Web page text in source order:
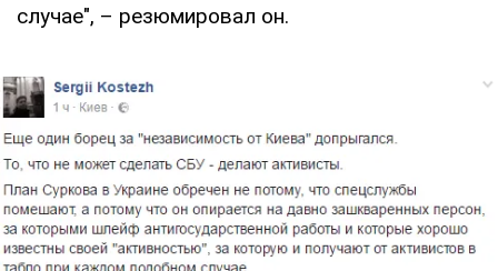
случае", – резюмировал он.